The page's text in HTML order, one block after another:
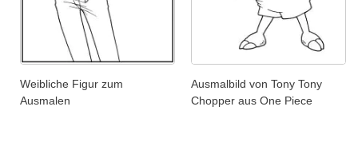
Weibliche Figur zum
Ausmalen
Ausmalbild von Tony Tony
Chopper aus One Piece